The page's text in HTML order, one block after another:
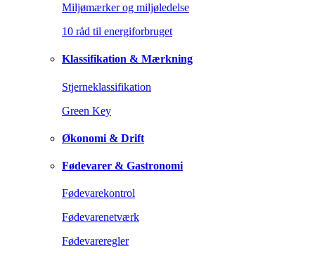
Miljømærker og miljøledelse
10 råd til energiforbruget
Klassifikation & Mærkning
Stjerneklassifikation
Green Key
Økonomi & Drift
Fødevarer & Gastronomi
Fødevarekontrol
Fødevarenetværk
Fødevareregler